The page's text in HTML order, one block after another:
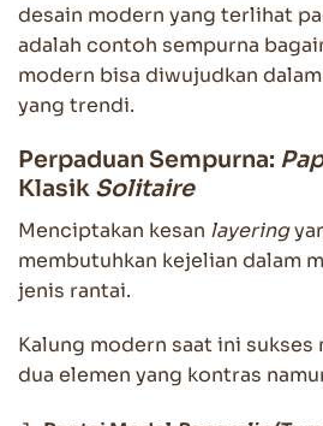
desain modern yang terlihat
adalah contoh sempurna
modern bisa diwujudkan
yang trendi.
Perpaduan Sempurna:
Klasik Solitaire
Menciptakan kesan layering
membutuhkan kejelian dalam
jenis rantai.
Kalung modern saat ini sukses
dua elemen yang kontras